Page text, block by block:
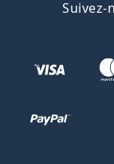
Suivez-